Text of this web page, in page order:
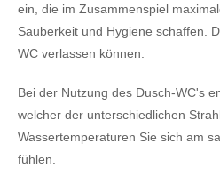
ein, die im Zusammenspiel
Sauberkeit und Hygiene schaffen.
WC verlassen können.
Bei der Nutzung des Dusch-WC's
welcher der unterschiedlichen
Wassertemperaturen Sie sich am
fühlen.